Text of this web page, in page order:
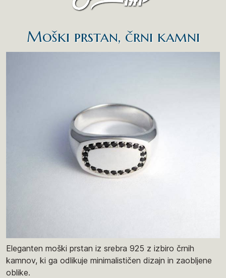
Moški prstan, črni kamni
Eleganten moški prstan iz srebra 925 z izbiro črnih
kamnov, ki ga odlikuje minimalističen dizajn in zaobljene
oblike.